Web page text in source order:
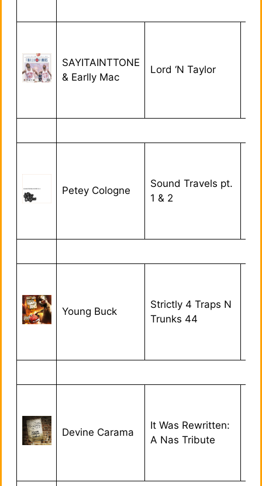
SAYITAINTTONE
& Earlly Mac
Lord ‘N Taylor
Petey Cologne
Sound Travels pt.
1 & 2
Young Buck
Strictly 4 Traps N
Trunks 44
Devine Carama
It Was Rewritten:
A Nas Tribute